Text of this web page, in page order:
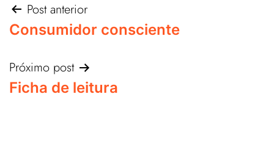
Post anterior
Consumidor consciente
Próximo post
Ficha de leitura